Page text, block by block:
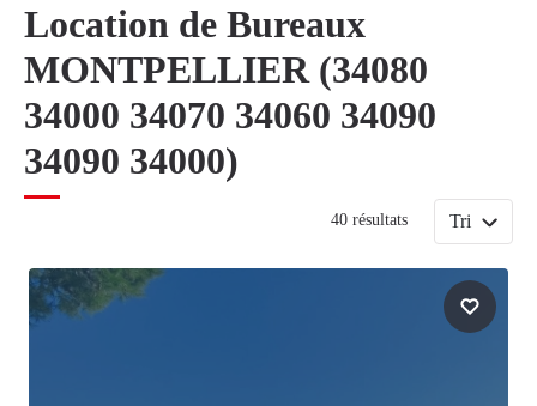
Location de Bureaux
MONTPELLIER (34080
34000 34070 34060 34090
34090 34000)
40 résultats Tri